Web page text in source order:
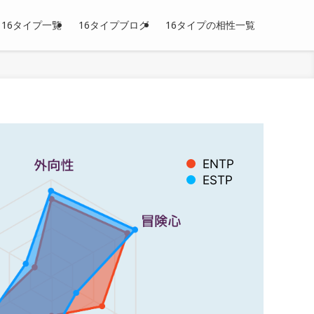
16タイプ一覧 16タイプブログ 16タイプの相性一覧
ENTP
ESTP